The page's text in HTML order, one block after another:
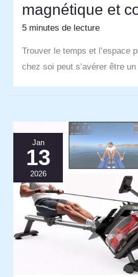
magnétique et
5 minutes de lecture
Trouver le temps et l’espace
chez soi peut s’avérer être
Jan
13
2026